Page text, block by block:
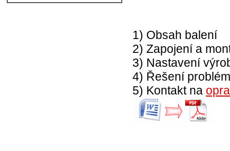
1) Obsah balení
2) Zapojení a
3) Nastavení
4) Řešení
5) Kontakt na